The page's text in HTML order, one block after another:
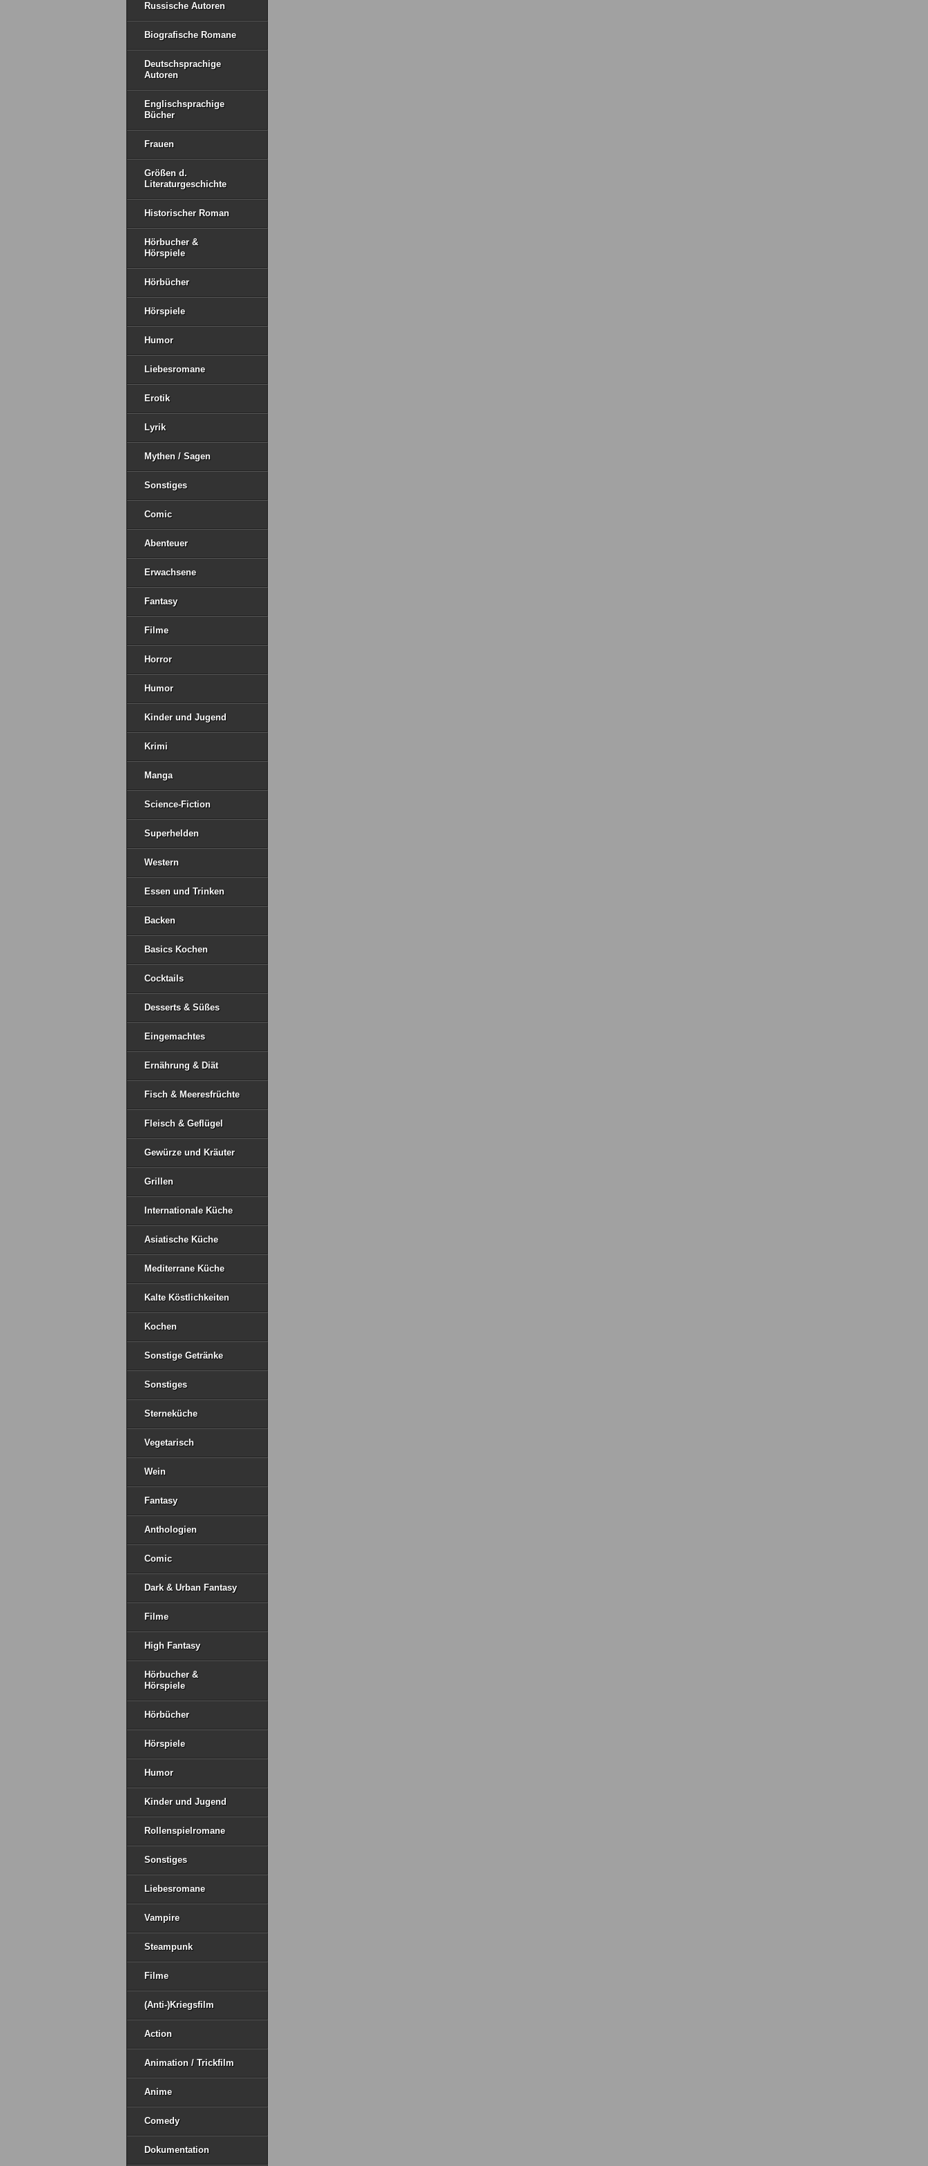
Russische Autoren
Biografische Romane
Deutschsprachige
Autoren
Englischsprachige
Bücher
Frauen
Größen d.
Literaturgeschichte
Historischer Roman
Hörbucher &
Hörspiele
Hörbücher
Hörspiele
Humor
Liebesromane
Erotik
Lyrik
Mythen / Sagen
Sonstiges
Comic
Abenteuer
Erwachsene
Fantasy
Filme
Horror
Humor
Kinder und Jugend
Krimi
Manga
Science-Fiction
Superhelden
Western
Essen und Trinken
Backen
Basics Kochen
Cocktails
Desserts & Süßes
Eingemachtes
Ernährung & Diät
Fisch & Meeresfrüchte
Fleisch & Geflügel
Gewürze und Kräuter
Grillen
Internationale Küche
Asiatische Küche
Mediterrane Küche
Kalte Köstlichkeiten
Kochen
Sonstige Getränke
Sonstiges
Sterneküche
Vegetarisch
Wein
Fantasy
Anthologien
Comic
Dark & Urban Fantasy
Filme
High Fantasy
Hörbucher &
Hörspiele
Hörbücher
Hörspiele
Humor
Kinder und Jugend
Rollenspielromane
Sonstiges
Liebesromane
Vampire
Steampunk
Filme
(Anti-)Kriegsfilm
Action
Animation / Trickfilm
Anime
Comedy
Dokumentation